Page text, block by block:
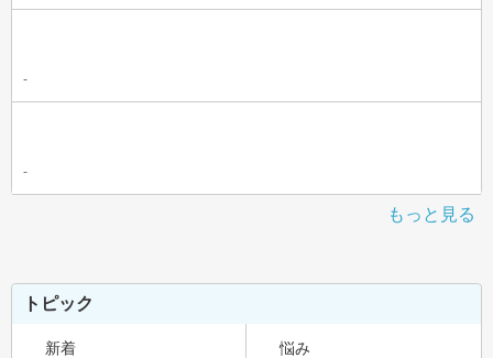
-
-
もっと見る
トピック
新着 悩み